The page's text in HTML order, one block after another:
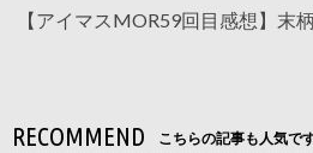
【アイマスMOR59回目感想】末
RECOMMEND こちらの記事も人気です